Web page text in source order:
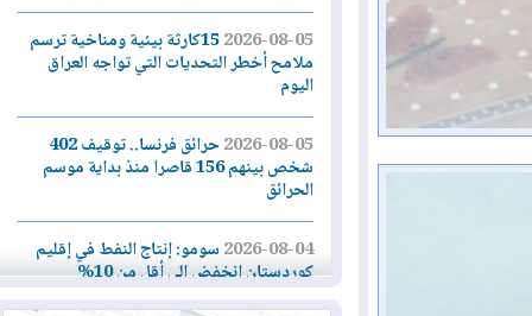
2026-08-05
15كارثة بيئية ومناخية ترسم
ملامح أخطر التحديات التي تواجه العراق
اليوم
2026-08-05
حرائق فرنسا.. توقيف 402
شخص بينهم 156 قاصرا منذ بداية موسم
الحرائق
2026-08-04سومو: إنتاج النفط في إقليم
كوردستان انخفض إلى أقل من 10%